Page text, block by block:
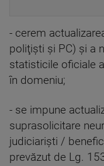
- cerem
poliţişti şi PC) şi a
statisticile oficiale
în domeniu;
- se impune
suprasolicitare
judiciarişti /
prevăzut de Lg.